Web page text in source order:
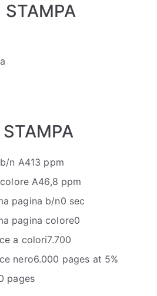
n A413 ppm
A46,8 ppm
pagina b/n0 sec
pagina colore0
a colori7.700
nero6.000 pages at 5%
pages